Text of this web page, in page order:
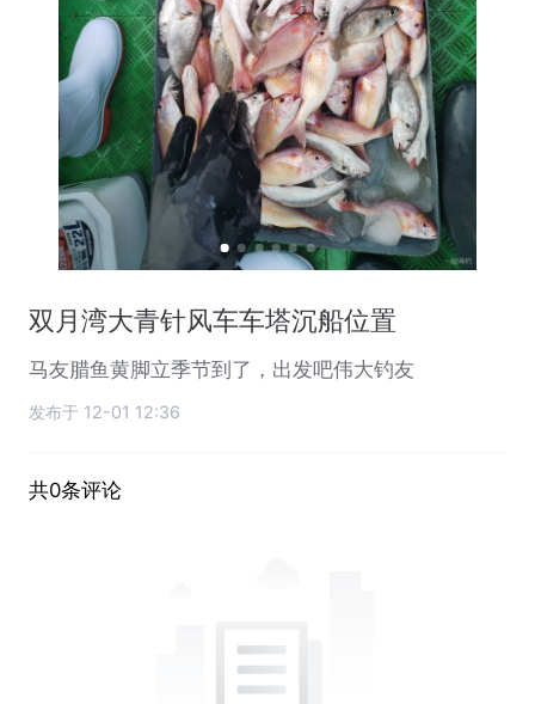
双月湾大青针风车车塔沉船位置
马友腊鱼黄脚立季节到了，出发吧伟大钓友
发布于 12-01 12:36
共0条评论